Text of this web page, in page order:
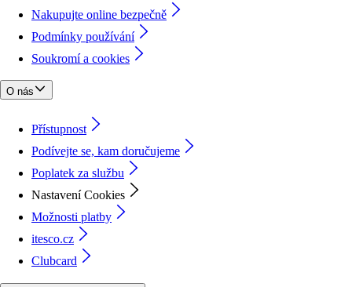
Nakupujte online bezpečně
Podmínky používání
Soukromí a cookies
O nás
Přístupnost
Podívejte se, kam doručujeme
Poplatek za službu
Nastavení Cookies
Možnosti platby
itesco.cz
Clubcard